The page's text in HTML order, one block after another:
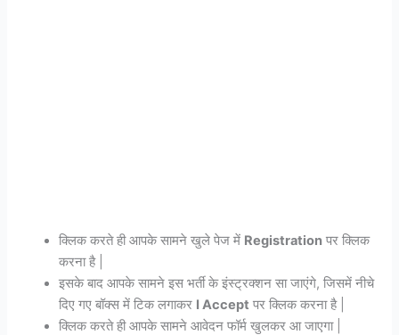
क्लिक करते ही आपके सामने खुले पेज में Registration पर क्लिक
करना है |
इसके बाद आपके सामने इस भर्ती के इंस्ट्रक्शन सा जाएंगे, जिसमें नीचे
दिए गए बॉक्स में टिक लगाकर I Accept पर क्लिक करना है |
क्लिक करते ही आपके सामने आवेदन फॉर्म खुलकर आ जाएगा |